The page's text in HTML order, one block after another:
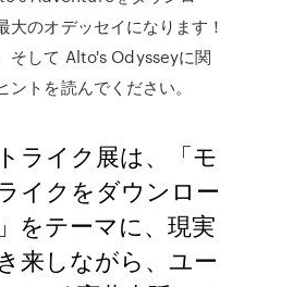
大のオデッセイになります！
そして Alto's Odysseyに関
トを読んでください。
ライク展は、「モ
イクをダウンロー
をテーマに、現実
来しながら、ユー